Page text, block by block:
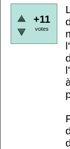
+11
votes